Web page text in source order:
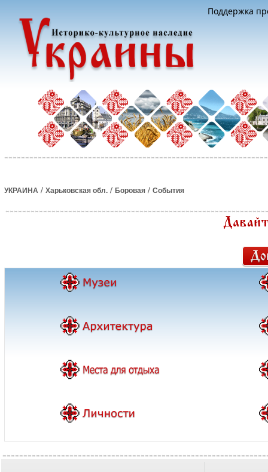
Поддержка
УКРАИНА / Харьковская обл. / Боровая / События